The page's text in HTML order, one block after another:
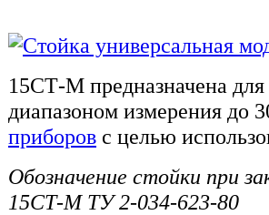
15СТ-М предназначена для
диапазоном измерения до
приборов с целью
Обозначение стойки при
15СТ-М ТУ 2-034-623-80